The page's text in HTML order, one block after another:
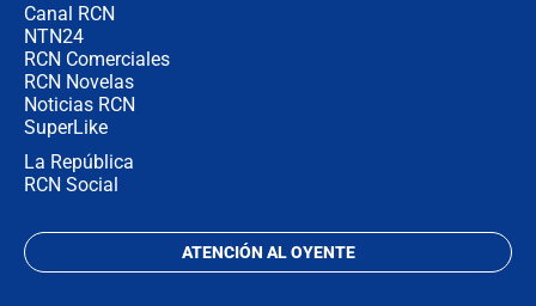
Canal RCN
NTN24
RCN Comerciales
RCN Novelas
Noticias RCN
SuperLike
La República
RCN Social
ATENCIÓN AL OYENTE